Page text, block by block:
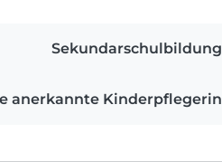
Sekundarschulbildung
anerkannte Kinderpflegerin